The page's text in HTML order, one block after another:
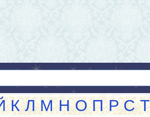
К Л М Н О П Р С Т